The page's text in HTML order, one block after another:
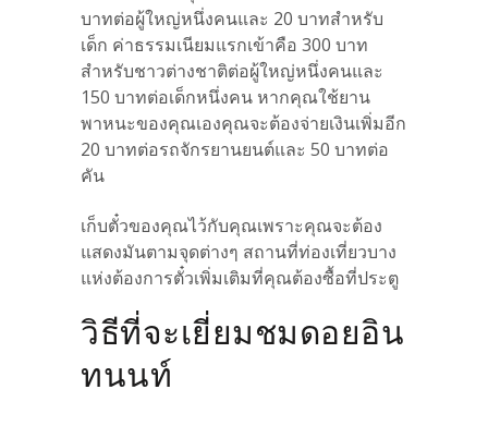
บาทต่อผู้ใหญ่หนึ่งคนและ 20 บาทสำหรับ
เด็ก ค่าธรรมเนียมแรกเข้าคือ 300 บาท
สำหรับชาวต่างชาติต่อผู้ใหญ่หนึ่งคนและ
150 บาทต่อเด็กหนึ่งคน หากคุณใช้ยาน
พาหนะของคุณเองคุณจะต้องจ่ายเงินเพิ่มอีก
20 บาทต่อรถจักรยานยนต์และ 50 บาทต่อ
คัน
เก็บตั๋วของคุณไว้กับคุณเพราะคุณจะต้อง
แสดงมันตามจุดต่างๆ สถานที่ท่องเที่ยวบาง
แห่งต้องการตั๋วเพิ่มเติมที่คุณต้องซื้อที่ประตู
วิธีที่จะเยี่ยมชมดอยอิน
ทนนท์